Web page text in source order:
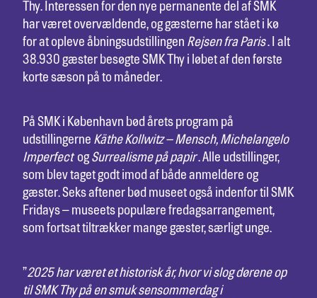
Thy. Interessen for den nye permanente del af SMK
har været overvældende, og gæsterne har stået i kø
for at opleve åbningsudstillingen Rejsen fra Paris. I alt
38.930 gæster besøgte SMK Thy i løbet af den første
korte sæson på to måneder.
På SMK i København bød årets program på
udstillingerne Käthe Kollwitz – Mensch, Michelangelo
Imperfect ogSurrealisme på papir. Alle udstillinger,
som blev taget godt imod af både anmeldere og
gæster. Seks aftener bød museet også indenfor til SMK
Fridays – museets populære fredagsarrangement,
som fortsat tiltrækker mange gæster, særligt unge.
”2025 har været et historisk år, hvor vi slog dørene op
til SMK Thy på en smuk sensommerdag i